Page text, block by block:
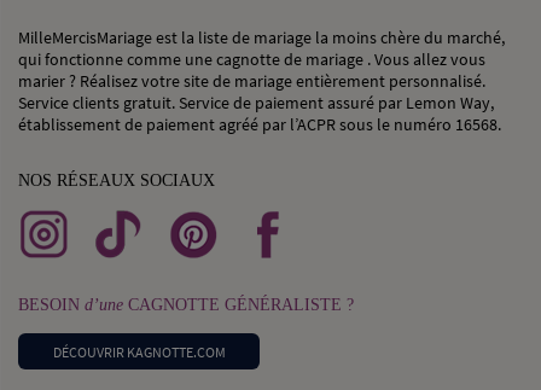
MilleMercisMariage est la liste de mariage la moins chère du marché,
qui fonctionne comme une cagnotte de mariage . Vous allez vous
marier ? Réalisez votre site de mariage entièrement personnalisé.
Service clients gratuit. Service de paiement assuré par Lemon Way,
établissement de paiement agréé par l’ACPR sous le numéro 16568.
NOS RÉSEAUX SOCIAUX
BESOIN d’une CAGNOTTE GÉNÉRALISTE ?
DÉCOUVRIR KAGNOTTE.COM